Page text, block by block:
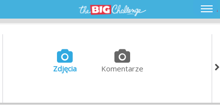
Zdjęcia Komentarze